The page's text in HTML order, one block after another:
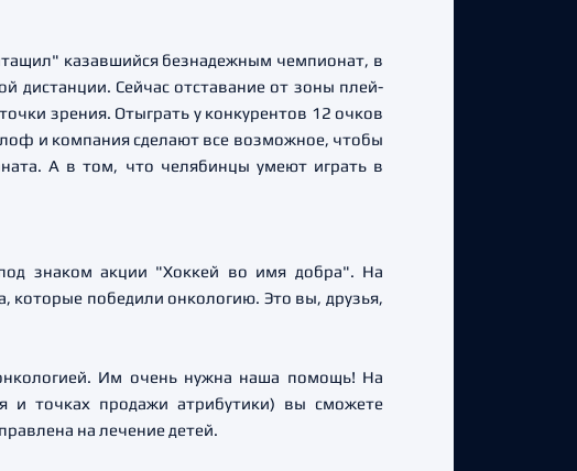
казавшийся безнадежным чемпионат, в
дистанции. Сейчас отставание от зоны плей-
зрения. Отыграть у конкурентов 12 очков
и компания сделают все возможное, чтобы
А в том, что челябинцы умеют играть в
знаком акции "Хоккей во имя добра". На
которые победили онкологию. Это вы, друзья,
Им очень нужна наша помощь! На
и точках продажи атрибутики) вы сможете
на лечение детей.